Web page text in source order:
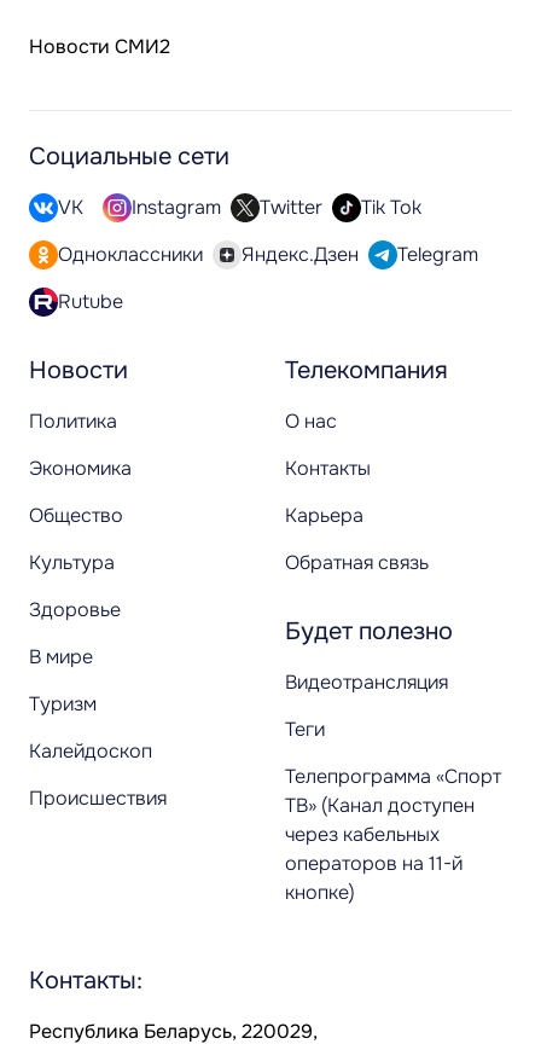
Новости СМИ2
Новости
Политика
Экономика
Общество
Культура
Здоровье
В мире
Туризм
Калейдоскоп
Происшествия
Телекомпания
О нас
Контакты
Карьера
Обратная связь
Будет полезно
Видеотрансляция
Теги
Телепрограмма «Спорт
ТВ» (Канал доступен
через кабельных
операторов на 11-й
кнопке)
Социальные сети
VK Instagram Twitter
Tik Tok
Одноклассники
Яндекс.Дзен
Telegram
Rutube
Контакты:
Республика Беларусь, 220029,